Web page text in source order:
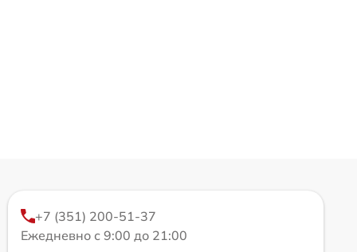
+7 (351) 200-51-37
Ежедневно с 9:00 до 21:00